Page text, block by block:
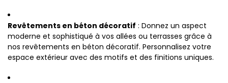
Revêtements en béton décoratif : Donnez un aspect
moderne et sophistiqué à vos allées ou terrasses grâce à
nos revêtements en béton décoratif. Personnalisez votre
espace extérieur avec des motifs et des finitions uniques.